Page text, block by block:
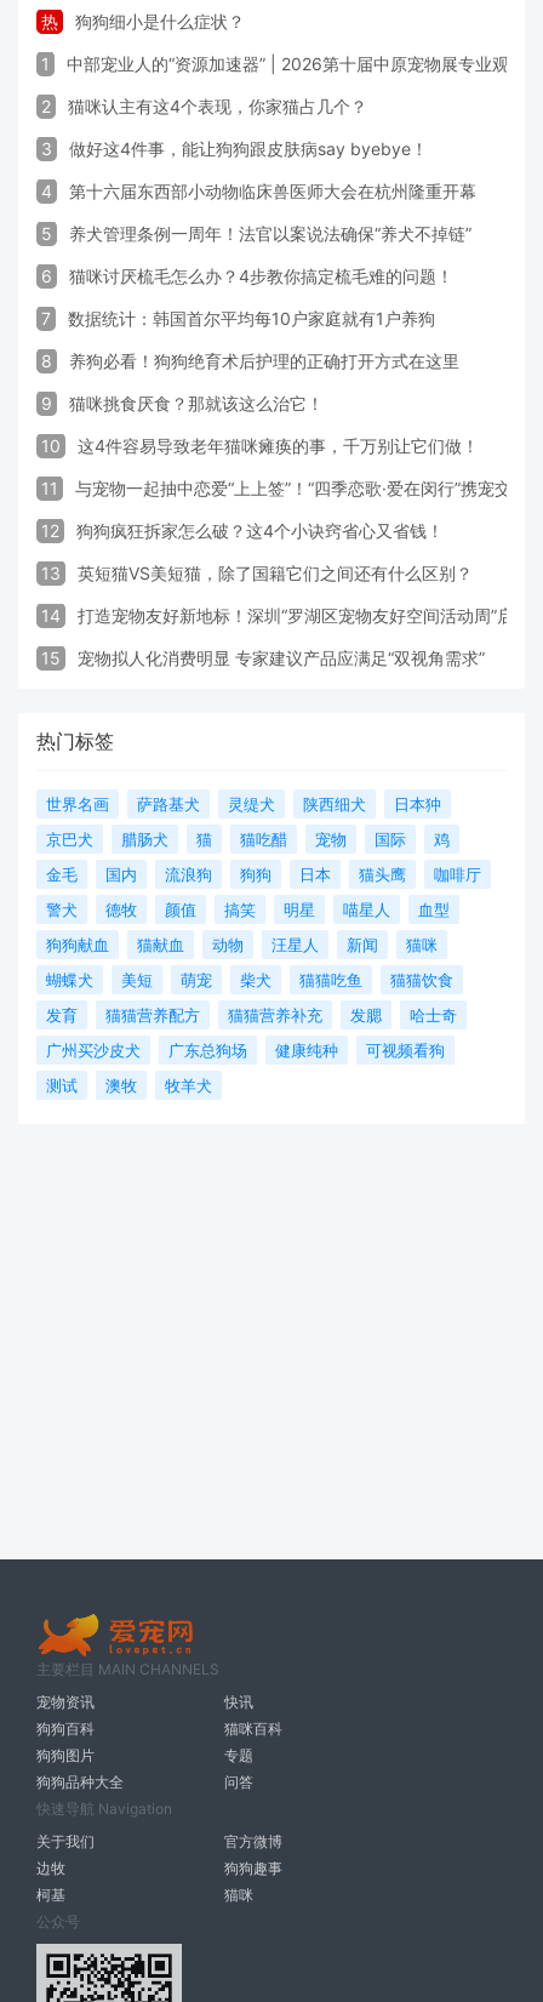
热 狗狗细小是什么症状？
1 中部宠业人的“资源加速器” | 2026第十届中原宠物展专业观众
2 猫咪认主有这4个表现，你家猫占几个？
3 做好这4件事，能让狗狗跟皮肤病say byebye！
4 第十六届东西部小动物临床兽医师大会在杭州隆重开幕
5 养犬管理条例一周年！法官以案说法确保“养犬不掉链”
6 猫咪讨厌梳毛怎么办？4步教你搞定梳毛难的问题！
7 数据统计：韩国首尔平均每10户家庭就有1户养狗
8 养狗必看！狗狗绝育术后护理的正确打开方式在这里
9 猫咪挑食厌食？那就该这么治它！
10 这4件容易导致老年猫咪瘫痪的事，千万别让它们做！
11 与宠物一起抽中恋爱“上上签”！“四季恋歌·爱在闵行”携宠交友
12 狗狗疯狂拆家怎么破？这4个小诀窍省心又省钱！
13 英短猫VS美短猫，除了国籍它们之间还有什么区别？
14 打造宠物友好新地标！深圳“罗湖区宠物友好空间活动周”启动
15 宠物拟人化消费明显 专家建议产品应满足“双视角需求”
热门标签
世界名画 萨路基犬 灵缇犬 陕西细犬
日本狆
京巴犬
腊肠犬 猫 猫吃醋 宠物 国际
鸡
金毛
国内 流浪狗 狗狗 日本 猫头鹰
咖啡厅
警犬
德牧 颜值 搞笑 明星 喵星人
血型
狗狗献血
猫献血 动物 汪星人 新闻
猫咪
蝴蝶犬
美短 萌宠 柴犬 猫猫吃鱼
猫猫饮食
发育
猫猫营养配方 猫猫营养补充 发腮
哈士奇
广州买沙皮犬
广东总狗场 健康纯种
可视频看狗
测试
澳牧 牧羊犬
主要栏目 MAIN CHANNELS
宠物资讯
快讯
狗狗百科
猫咪百科
狗狗图片
专题
狗狗品种大全
问答
快速导航 Navigation
关于我们
官方微博
边牧
狗狗趣事
柯基
猫咪
公众号